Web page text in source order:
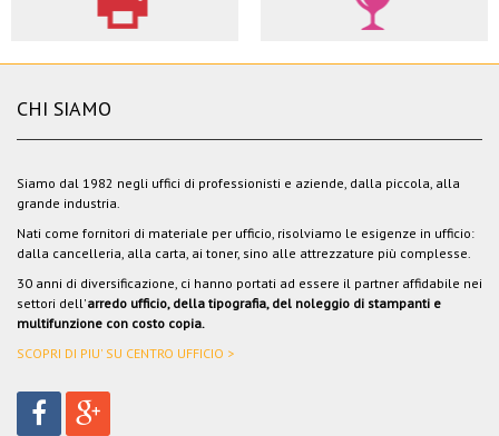
CHI SIAMO
Siamo dal 1982 negli uffici di professionisti e aziende, dalla piccola, alla
grande industria.
Nati come fornitori di materiale per ufficio, risolviamo le esigenze in ufficio:
dalla cancelleria, alla carta, ai toner, sino alle attrezzature più complesse.
30 anni di diversificazione, ci hanno portati ad essere il partner affidabile nei
settori dell'arredo ufficio, della tipografia, del noleggio di stampanti e
multifunzione con costo copia.
SCOPRI DI PIU' SU CENTRO UFFICIO >